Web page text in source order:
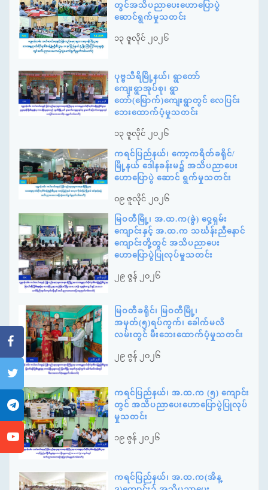
တွင်အသိပညာပေးဟောပြောပွဲ
ဆောင်ရွက်မှုသတင်း
၁၃ ဇူလိုင် ၂၀၂၆
ပုဗ္ဗသီရိမြို့နယ်၊ ရွာတော်
ကျေးရွာအုပ်စု၊ ရွာ
တော်(မြောက်)ကျေးရွာတွင် လေပြင်း
ဘေးထောက်ပံ့မှုသတင်း
၁၃ ဇူလိုင် ၂၀၂၆
ကရင်ပြည်နယ်၊ ကော့ကရိတ်ခရိုင်/
မြို့နယ် ဒေါနခန်းမ၌ အသိပညာပေး
ဟောပြောပွဲ ဆောင် ရွက်မှုသတင်း
၀၉ ဇူလိုင် ၂၀၂၆
မြဝတီမြို့၊ အ.ထ.က(ခွဲ) ဝှေ့ရှမ်း
ကျောင်းနှင့် အ.ထ.က သင်္ဃန်းညီနောင်
ကျောင်းတို့တွင် အသိပညာပေး
ဟောပြောပွဲပြုလုပ်မှုသတင်း
၂၉ ဇွန် ၂၀၂၆
မြဝတီခရိုင်၊ မြဝတီမြို့၊
အမှတ်(၅)ရပ်ကွက်၊ ခေါက်မလိ
လမ်းတွင် မီးဘေးထောက်ပံ့မှုသတင်း
၂၉ ဇွန် ၂၀၂၆
ကရင်ပြည်နယ်၊ အ.ထ.က (၅) ကျောင်း
တွင် အသိပညာပေးဟောပြောပွဲပြုလုပ်
မှုသတင်း
၁၉ ဇွန် ၂၀၂၆
ကရင်ပြည်နယ်၊ အ.ထ.က(အိန္